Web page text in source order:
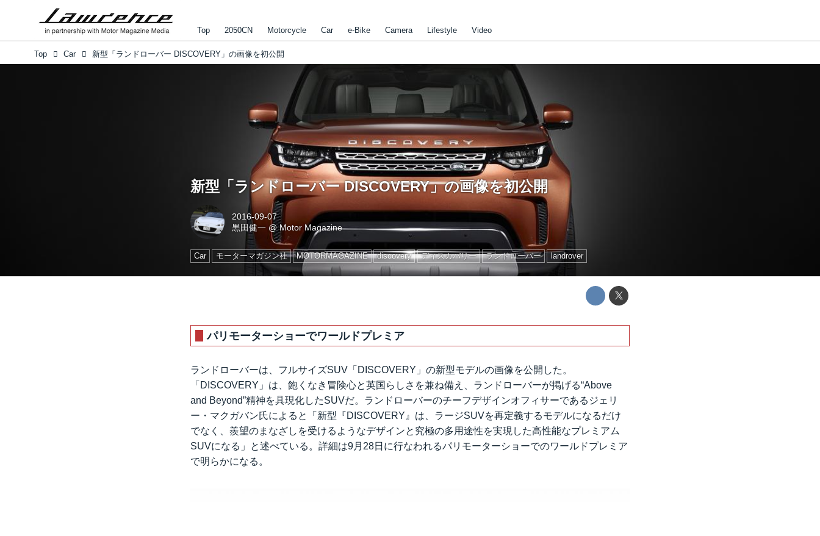
Top 2050CN Motorcycle Car e-Bike Camera Lifestyle Video
Top Car 新型「ランドローバー DISCOVERY」の画像を初公開
新型「ランドローバー DISCOVERY」の画像を初公開
2016-09-07
黒田健一 @Motor Magazine
Car モーターマガジン社 MOTORMAGAZINE discovery ディスカバリー ランドローバー landrover
パリモーターショーでワールドプレミア
ランドローバーは、フルサイズSUV「DISCOVERY」の新型モデルの画像を公開した。
「DISCOVERY」は、飽くなき冒険心と英国らしさを兼ね備え、ランドローバーが掲げる“Above
and Beyond”精神を具現化したSUVだ。ランドローバーのチーフデザインオフィサーであるジェリ
ー・マクガバン氏によると「新型『DISCOVERY』は、ラージSUVを再定義するモデルになるだけ
でなく、羨望のまなざしを受けるようなデザインと究極の多用途性を実現した高性能なプレミアム
SUVになる」と述べている。詳細は9月28日に行なわれるパリモーターショーでのワールドプレミア
で明らかになる。